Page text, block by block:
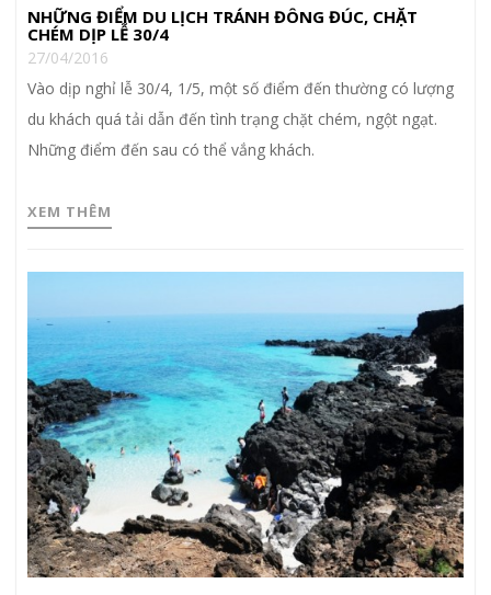
NHỮNG ĐIỂM DU LỊCH TRÁNH ĐÔNG ĐÚC, CHẶT
CHÉM DỊP LỄ 30/4
27/04/2016
Vào dịp nghỉ lễ 30/4, 1/5, một số điểm đến thường có lượng
du khách quá tải dẫn đến tình trạng chặt chém, ngột ngạt.
Những điểm đến sau có thể vắng khách.
XEM THÊM